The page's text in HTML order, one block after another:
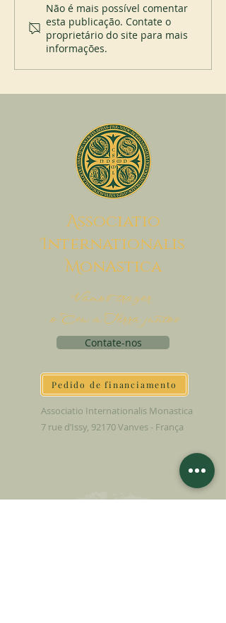
Não é mais possível comentar
esta publicação. Contate o
proprietário do site para mais
informações.
Associatio
Internationalis
MonAstica
Vamos trazer
o Céu à Terra juntos
Contate-nos
Pedido de financiamento
Associatio Internationalis Monastica
7 rue d’Issy, 92170 Vanves - França